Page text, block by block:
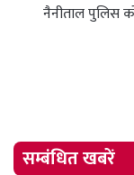
नैनीताल पुलिस
सम्बंधित खबरें